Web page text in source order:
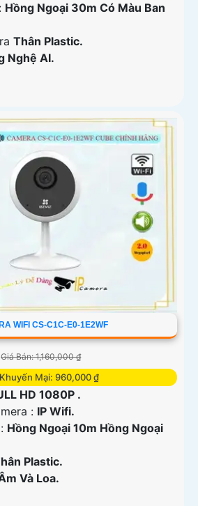
Hồng Ngoại 30m Có Màu Ban
Thân Plastic.
Nghệ AI.
WIFI CS-C1C-E0-1E2WF
Giá Bán: 1,160,000 ₫
Mại: 960,000 ₫
HD 1080P .
: IP Wifi.
Hồng Ngoại 10m Hồng Ngoại
Plastic.
Và Loa.